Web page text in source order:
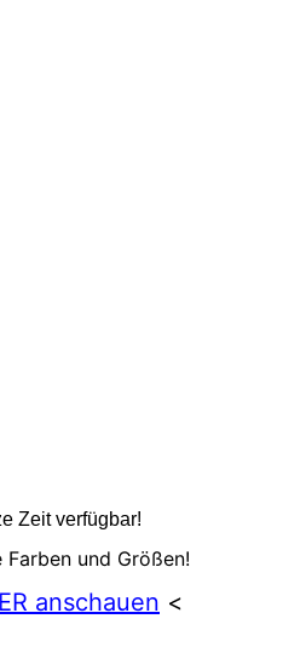
Zeit verfügbar!
Farben und Größen!
anschauen <